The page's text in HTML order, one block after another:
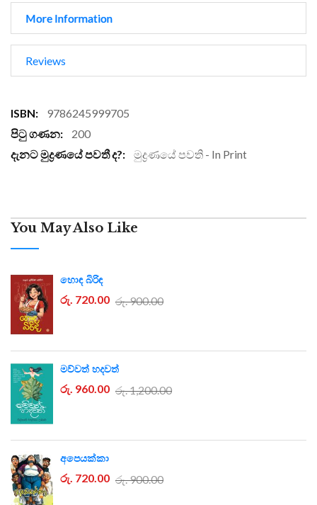
More Information
Reviews
More
Information
9786245999705
200
මුද්‍රණයේ පවති - In Print
You May Also Like
හොඳ බිරිඳ
රු. 720.00 රු. 900.00
මව්වත් හදවත්
රු. 960.00 රු. 1,200.00
අපෙයක්කා
රු. 720.00 රු. 900.00